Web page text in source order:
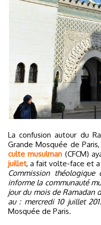
La confusion autour du Ramadan est à son paroxysme. La
Grande Mosquée de Paris,
culte musulman (CFCM)
juillet, a fait volte-face et
Commission
informe la communauté
jour du mois de Ramadan
au : mercredi 10 juillet
Mosquée de Paris.